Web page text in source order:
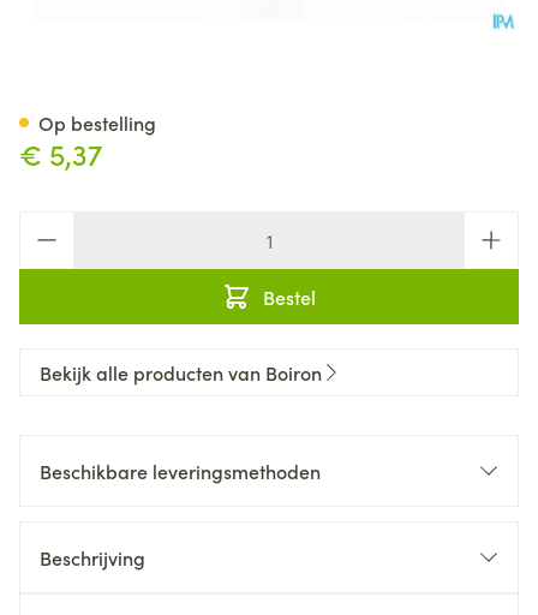
€ 5,37
Bestel
Op bestelling
Bekijk alle producten van Boiron
Beschikbare leveringsmethoden
Beschrijving